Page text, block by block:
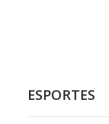
ESPORTES